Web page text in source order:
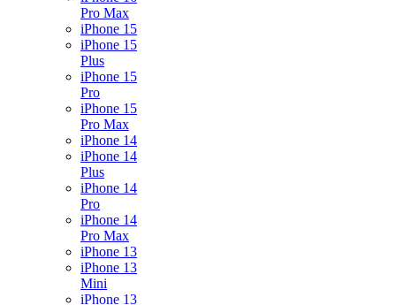
Pro Max
iPhone 15
iPhone 15
Plus
iPhone 15
Pro
iPhone 15
Pro Max
iPhone 14
iPhone 14
Plus
iPhone 14
Pro
iPhone 14
Pro Max
iPhone 13
iPhone 13
Mini
iPhone 13